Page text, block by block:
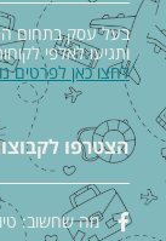
בעל עסק בתחום
ותגיעו לאלפי
לחצו כאן לפרטים
הצטרפו
מה שחשוב: